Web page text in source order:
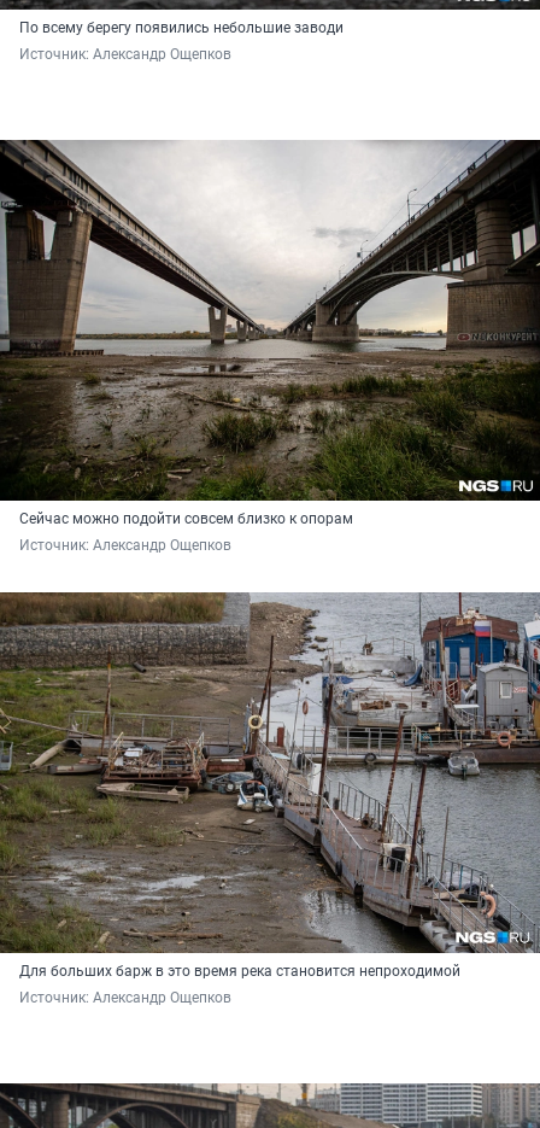
По всему берегу появились небольшие заводи
Источник: Александр Ощепков
Сейчас можно подойти совсем близко к опорам
Источник: Александр Ощепков
Для больших барж в это время река становится непроходимой
Источник: Александр Ощепков